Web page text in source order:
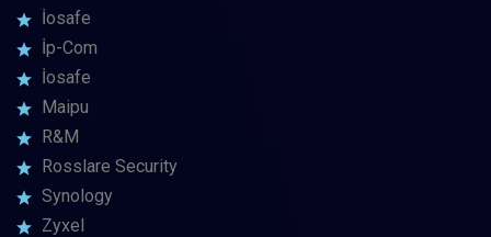
İosafe
İp-Com
İosafe
Maipu
R&M
Rosslare Security
Synology
Zyxel